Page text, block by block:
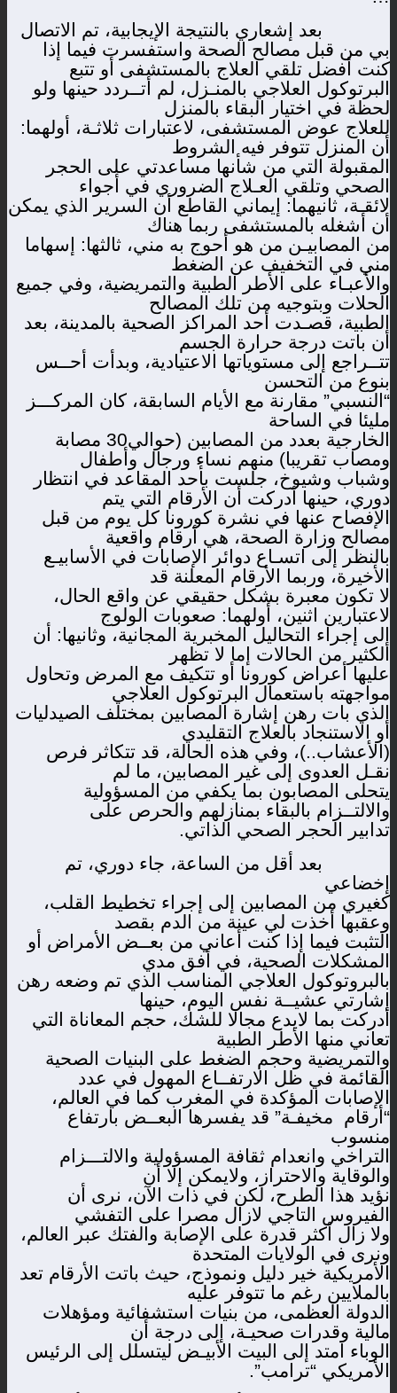
بعد إشعاري بالنتيجة الإيجابية، تم الاتصال
بي من قبل مصالح الصحة واستفسرت فيما إذا
كنت أفضل تلقي العلاج بالمستشفى أو تتبع
البرتوكول العلاجي بالمنـزل، لم أتــردد حينها ولو
لحظة في اختيار البقاء بالمنزل
للعلاج عوض المستشفى، لاعتبارات ثلاثـة، أولهما:
أن المنزل تتوفر فيه الشروط
المقبولة التي من شأنها مساعدتي على الحجر
الصحي وتلقي العـلاج الضروري في أجواء
لائقـة، ثانيهما: إيماني القاطع أن السرير الذي يمكن
أن أشغله بالمستشفى ربما هناك
من المصابيـن من هو أحوج به مني، ثالثها: إسهاما
مني في التخفيف عن الضغط
والأعبـاء على الأطر الطبية والتمريضية، وفي جميع
الحلات وبتوجيه من تلك المصالح
الطبية، قصـدت أحد المراكز الصحية بالمدينة، بعد
أن باتت درجة حرارة الجسم
تتــراجع إلى مستوياتها الاعتيادية، وبدأت أحــس
بنوع من التحسن
“النسبي” مقارنة مع الأيام السابقة، كان المركـــز
مليئا في الساحة
الخارجية بعدد من المصابين (حوالي30 مصابة
ومصاب تقريبا) منهم نساء ورجال وأطفال
وشباب وشيوخ، جلست بأحد المقاعد في انتظار
دوري، حينها أدركت أن الأرقام التي يتم
الإفصاح عنها في نشرة كورونا كل يوم من قبل
مصالح وزارة الصحة، هي أرقام واقعية
بالنظر إلى اتسـاع دوائر الإصابات في الأسابيـع
الأخيرة، وربما الأرقام المعلنة قد
لا تكون معبرة بشكل حقيقي عن واقع الحال،
لاعتبارين اثنين، أولهما: صعوبات الولوج
إلى إجراء التحاليل المخبرية المجانية، وثانيها: أن
الكثير من الحالات إما لا تظهر
عليها أعراض كورونا أو تتكيف مع المرض وتحاول
مواجهته باستعمال البرتوكول العلاجي
الذي بات رهن إشارة المصابين بمختلف الصيدليات
أو الاستنجاد بالعلاج التقليدي
(الأعشاب..)، وفي هذه الحالة، قد تتكاثر فرص
نقـل العدوى إلى غير المصابين، ما لم
يتحلى المصابون بما يكفي من المسؤولية
والالتــزام بالبقاء بمنازلهم والحرص على
تدابير الحجر الصحي الذاتي.
بعد أقل من الساعة، جاء دوري، تم
إخضاعي
كغيري من المصابين إلى إجراء تخطيط القلب،
وعقبها أخذت لي عينة من الدم بقصد
التثبت فيما إذا كنت أعاني من بعــض الأمراض أو
المشكلات الصحية، في أفق مدي
بالبروتوكول العلاجي المناسب الذي تم وضعه رهن
إشارتي عشيــة نفس اليوم، حينها
أدركت بما لايدع مجالا للشك، حجم المعاناة التي
تعاني منها الأطر الطبية
والتمريضية وحجم الضغط على البنيات الصحية
القائمة في ظل الارتفــاع المهول في عدد
الإصابات المؤكدة في المغرب كما في العالم،
“أرقام مخيفـة” قد يفسرها البعــض بارتفاع
منسوب
التراخي وانعدام ثقافة المسؤولية والالتـــزام
والوقاية والاحتراز، ولايمكن إلا أن
نؤيد هذا الطرح، لكن في ذات الآن، نرى أن
الفيروس التاجي لازال مصرا على التفشي
ولا زال أكثر قدرة على الإصابة والفتك عبر العالم،
ونرى في الولايات المتحدة
الأمريكية خير دليل ونموذج، حيث باتت الأرقام تعد
بالملايين رغم ما تتوفر عليه
الدولة العظمى، من بنيات استشفائية ومؤهلات
مالية وقدرات صحيـة، إلى درجة أن
الوباء امتد إلى البيت الأبيـض ليتسلل إلى الرئيس
الأمريكي “ترامب”.